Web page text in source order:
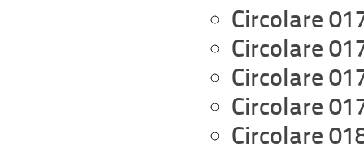
Circolare
Circolare
Circolare
Circolare
Circolare